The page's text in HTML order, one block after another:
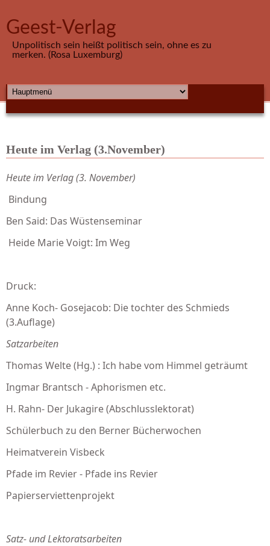
Geest-Verlag
Unpolitisch sein heißt politisch sein, ohne es zu
merken. (Rosa Luxemburg)
HAUPTMENÜ
Heute im Verlag (3.November)
Heute im Verlag (3. November)
Bindung
Ben Said: Das Wüstenseminar
Heide Marie Voigt: Im Weg
Druck:
Anne Koch- Gosejacob: Die tochter des Schmieds
(3.Auflage)
Satzarbeiten
Thomas Welte (Hg.) : Ich habe vom Himmel geträumt
Ingmar Brantsch - Aphorismen etc.
H. Rahn- Der Jukagire (Abschlusslektorat)
Schülerbuch zu den Berner Bücherwochen
Heimatverein Visbeck
Pfade im Revier - Pfade ins Revier
Papierserviettenprojekt
Satz- und Lektoratsarbeiten